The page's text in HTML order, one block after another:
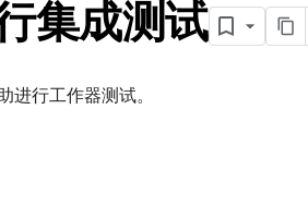
集成测试
进行工作器测试。